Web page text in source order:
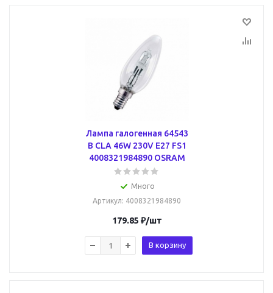
Лампа галогенная 64543
B CLA 46W 230V E27 FS1
4008321984890 OSRAM
Много
Артикул: 4008321984890
179.85 ₽/шт
В корзину